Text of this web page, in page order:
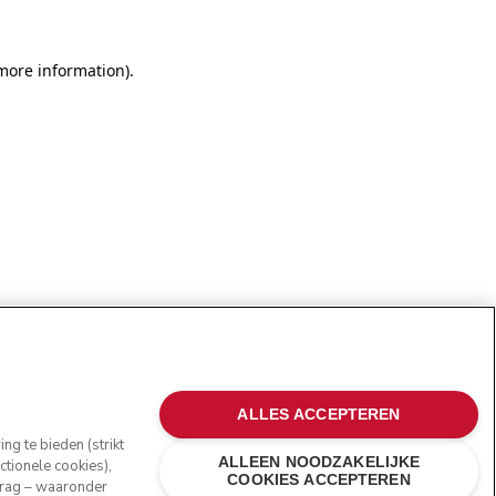
information).
te bieden (strikt
cookies),
– waaronder
ALLEEN NOODZAKELIJKE
COOKIES ACCEPTEREN
ALLES ACCEPTEREN